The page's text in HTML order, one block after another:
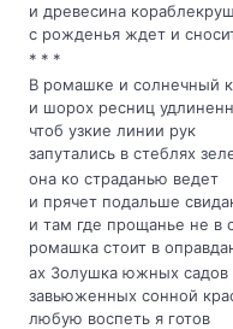
и древесина
с рожденья ждет и
* * *
В ромашке и солнечный
и шорох ресниц
чтоб узкие линии рук
запутались в стеблях
она ко страданью ведет
и прячет подальше
и там где прощанье не в
ромашка стоит в
ах Золушка южных садов
завьюженных сонной
любую воспеть я готов